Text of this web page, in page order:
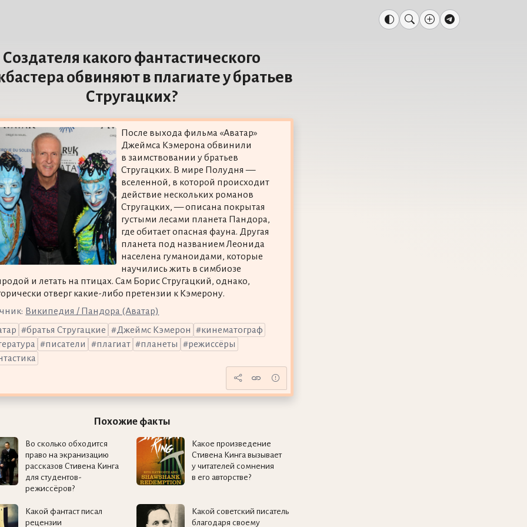
Создателя какого фантастического
обвиняют в плагиате у братьев
Стругацких?
После выхода фильма «Аватар»
Джеймса Кэмерона обвинили
в заимствовании у братьев
Стругацких. В мире Полудня —
вселенной, в которой происходит
действие нескольких романов
Стругацких, — описана покрытая
густыми лесами планета Пандора,
где обитает опасная фауна. Другая
планета под названием Леонида
населена гуманоидами, которые
научились жить в симбиозе
и летать на птицах. Сам Борис Стругацкий, однако,
отверг какие-либо претензии к Кэмерону.
Википедия / Пандора (Аватар)
братья Стругацкие Джеймс Кэмерон
кинематограф
писатели плагиат планеты
режиссёры
Похожие факты
Во сколько обходится
право на экранизацию
рассказов Стивена Кинга
для студентов-
режиссёров?
Какое произведение
Стивена Кинга вызывает
у читателей сомнения
в его авторстве?
Какой фантаст писал
рецензии
Какой советский писатель
благодаря своему